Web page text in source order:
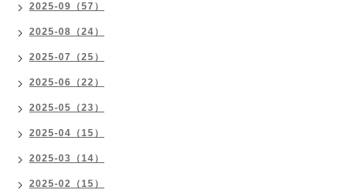
2025-09（57）
2025-08（24）
2025-07（25）
2025-06（22）
2025-05（23）
2025-04（15）
2025-03（14）
2025-02（15）